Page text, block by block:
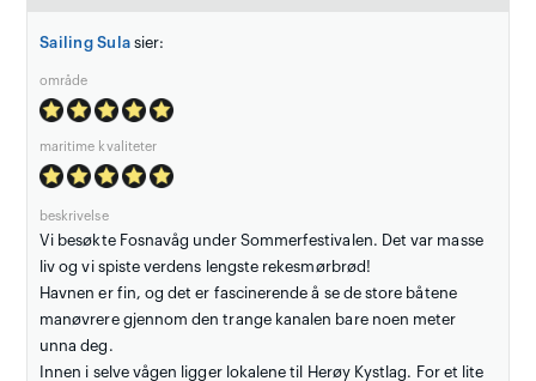
Sailing Sula sier:
område
maritime kvaliteter
beskrivelse
Vi besøkte Fosnavåg under Sommerfestivalen. Det var masse
liv og vi spiste verdens lengste rekesmørbrød!
Havnen er fin, og det er fascinerende å se de store båtene
manøvrere gjennom den trange kanalen bare noen meter
unna deg.
Innen i selve vågen ligger lokalene til Herøy Kystlag. For et lite